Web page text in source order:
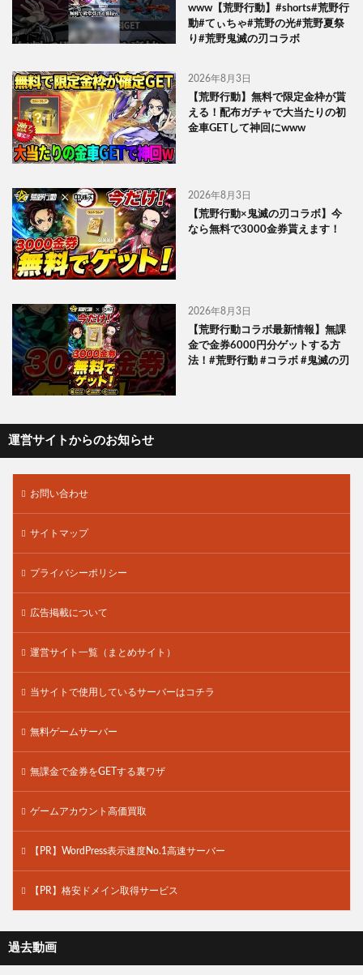
www【荒野行動】#shorts#荒野行
動#てぃちゃ#荒野の光#荒野夏祭
り#荒野鬼滅の刃コラボ
2026年8月3日
【荒野行動】無料で限定金枠が貰
える！配布ガチャで大当たりの初
金車GETして神回にwww
2026年8月3日
【荒野行動×鬼滅の刃コラボ】今
なら無料で3000金券貰えます！
2026年8月3日
【荒野行動コラボ最新情報】無課
金で金券6000円分ゲットする方
法！#荒野行動 #コラボ #鬼滅の刃
運営サイトからのお知らせ
お問い合わせ
サイトマップ
プライバシーポリシー
広告掲載について
運営サイト一覧（まとめサイト）
当サイトで使用しているサーバーはコチラ
無料ゲームサーバー
無課金で金券をGETする裏ワザ
ゲームアカウント高価買取
【PR】WordPress表示速度No.1高速サーバー
【PR】格安ドメイン取得サービス
過去動画